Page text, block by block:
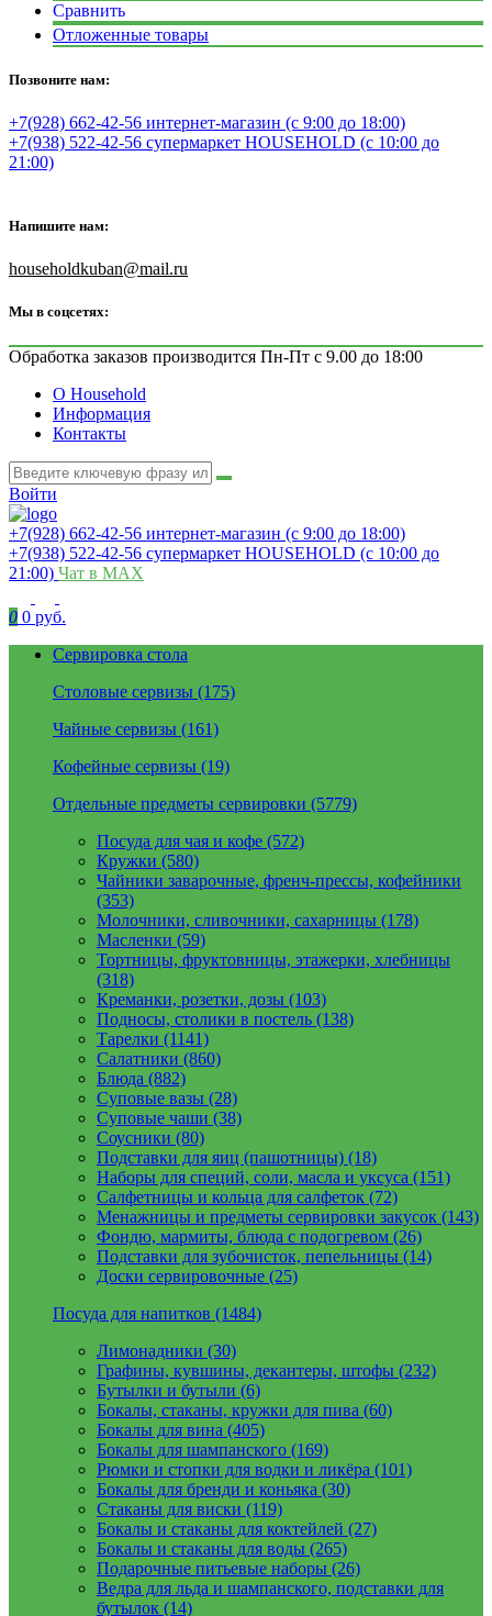
Сравнить
Отложенные товары
Позвоните нам:
+7(928) 662-42-56 интернет-магазин (с 9:00 до 18:00)
+7(938) 522-42-56 супермаркет HOUSEHOLD (с 10:00 до
21:00)
Напишите нам:
householdkuban@mail.ru
Мы в соцсетях:
Обработка заказов производится Пн-Пт с 9.00 до 18:00
О Household
Информация
Контакты
Войти
+7(928) 662-42-56 интернет-магазин (с 9:00 до 18:00)
+7(938) 522-42-56 супермаркет HOUSEHOLD (с 10:00 до
21:00) Чат в MAX
0 0 руб.
Сервировка стола
Столовые сервизы (175)
Чайные сервизы (161)
Кофейные сервизы (19)
Отдельные предметы сервировки (5779)
Посуда для чая и кофе (572)
Кружки (580)
Чайники заварочные, френч-прессы, кофейники
(353)
Молочники, сливочники, сахарницы (178)
Масленки (59)
Тортницы, фруктовницы, этажерки, хлебницы
(318)
Креманки, розетки, дозы (103)
Подносы, столики в постель (138)
Тарелки (1141)
Салатники (860)
Блюда (882)
Суповые вазы (28)
Суповые чаши (38)
Соусники (80)
Подставки для яиц (пашотницы) (18)
Наборы для специй, соли, масла и уксуса (151)
Салфетницы и кольца для салфеток (72)
Менажницы и предметы сервировки закусок (143)
Фондю, мармиты, блюда с подогревом (26)
Подставки для зубочисток, пепельницы (14)
Доски сервировочные (25)
Посуда для напитков (1484)
Лимонадники (30)
Графины, кувшины, декантеры, штофы (232)
Бутылки и бутыли (6)
Бокалы, стаканы, кружки для пива (60)
Бокалы для вина (405)
Бокалы для шампанского (169)
Рюмки и стопки для водки и ликёра (101)
Бокалы для бренди и коньяка (30)
Стаканы для виски (119)
Бокалы и стаканы для коктейлей (27)
Бокалы и стаканы для воды (265)
Подарочные питьевые наборы (26)
Ведра для льда и шампанского, подставки для
бутылок (14)